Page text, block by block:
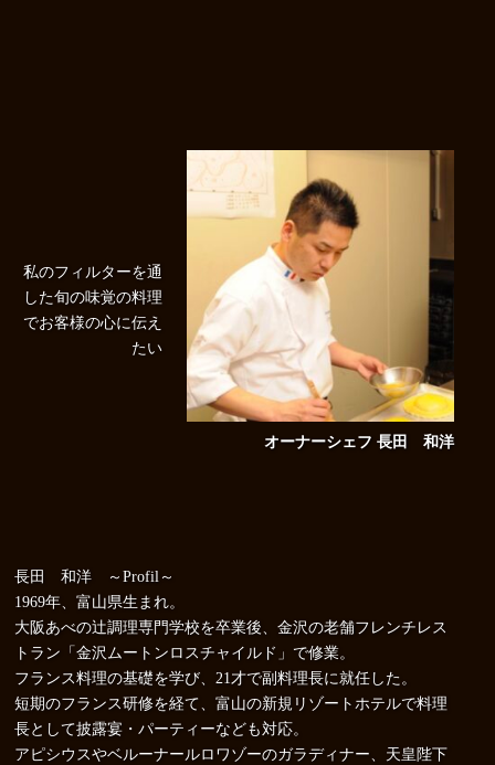
私のフィルターを通
した旬の味覚の料理
でお客様の心に伝え
たい
オーナーシェフ 長田 和洋
長田 和洋 ～Profil～
1969年、富山県生まれ。
大阪あべの辻調理専門学校を卒業後、金沢の老舗フレンチレス
トラン「金沢ムートンロスチャイルド」で修業。
フランス料理の基礎を学び、21才で副料理長に就任した。
短期のフランス研修を経て、富山の新規リゾートホテルで料理
長として披露宴・パーティーなども対応。
アピシウスやベルーナールロワゾーのガラディナー、天皇陛下